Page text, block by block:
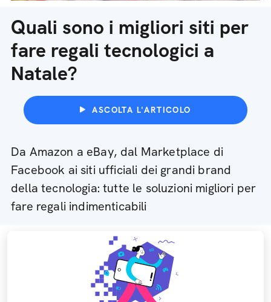
Quali sono i migliori siti per
fare regali tecnologici a
Natale?
ASCOLTA L'ARTICOLO
Da Amazon a eBay, dal Marketplace di
Facebook ai siti ufficiali dei grandi brand
della tecnologia: tutte le soluzioni migliori per
fare regali indimenticabili